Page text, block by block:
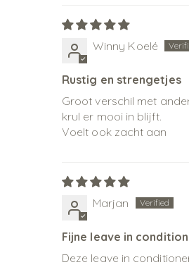
Winny Koelé
Rustig en strengetjes
Groot verschil met
krul er mooi in blijft.
Voelt ook zacht aan
Marjan
Fijne leave in
Deze leave in